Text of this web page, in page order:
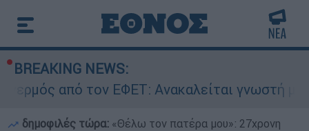
BREAKING NEWS:
τον ΕΦΕΤ: Ανακαλείται γνωστή μαρμελάδα
δημοφιλές τώρα: «Θέλω τον πατέρα μου»: 27χρονη